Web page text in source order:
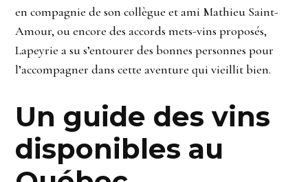
en compagnie de son collègue et ami Mathieu Saint-
Amour, ou encore des accords mets-vins proposés,
Lapeyrie a su s’entourer des bonnes personnes pour
l’accompagner dans cette aventure qui vieillit bien.
Un guide des vins
disponibles au